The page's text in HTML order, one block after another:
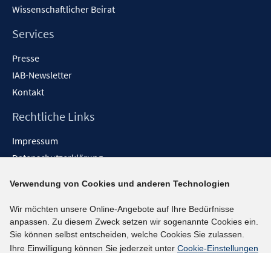
Wissenschaftlicher Beirat
Services
Presse
IAB-Newsletter
Kontakt
Rechtliche Links
Impressum
Datenschutzerklärung
Barrieren melden
Social-Media-Kanäle
BlueSky
Verwendung von Cookies und anderen Technologien
Wir möchten unsere Online-Angebote auf Ihre Bedürfnisse
anpassen. Zu diesem Zweck setzen wir sogenannte Cookies ein.
Sie können selbst entscheiden, welche Cookies Sie zulassen.
Ihre Einwilligung können Sie jederzeit unter Cookie-Einstellungen